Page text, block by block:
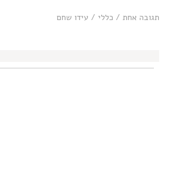
תגובה אחת / כללי / עידו שחם